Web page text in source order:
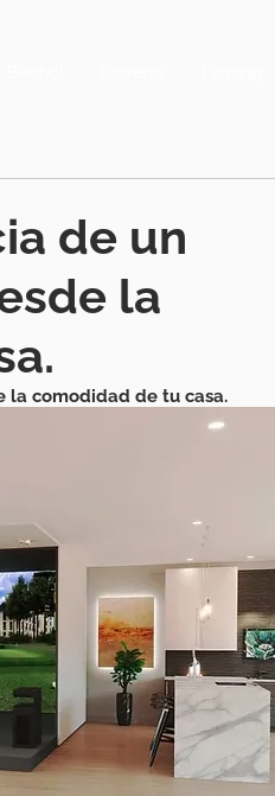
de un
la
la comodidad de tu casa.